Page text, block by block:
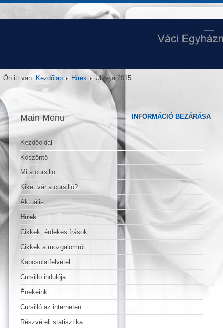
Ön itt van: Kezdőlap Hírek Ultreya 2015
Main Menu
Kezdőoldal
Köszöntő
Mi a cursillo
Kiket vár a cursilló?
Aktuális
Hírek
Cikkek, érdekes írások
Cikkek a mozgalomról
Kapcsolatfelvétel
Cursillo indulója
Énekeink
Cursilló az interneten
Részvételi statisztika
INFORMÁCIÓ BEZÁRÁSA